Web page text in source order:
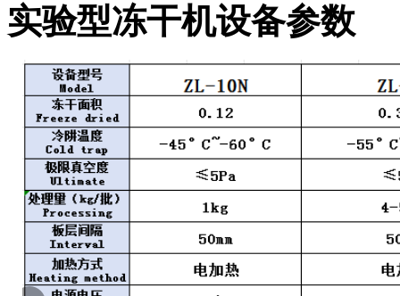
实验型冻干机设备参数